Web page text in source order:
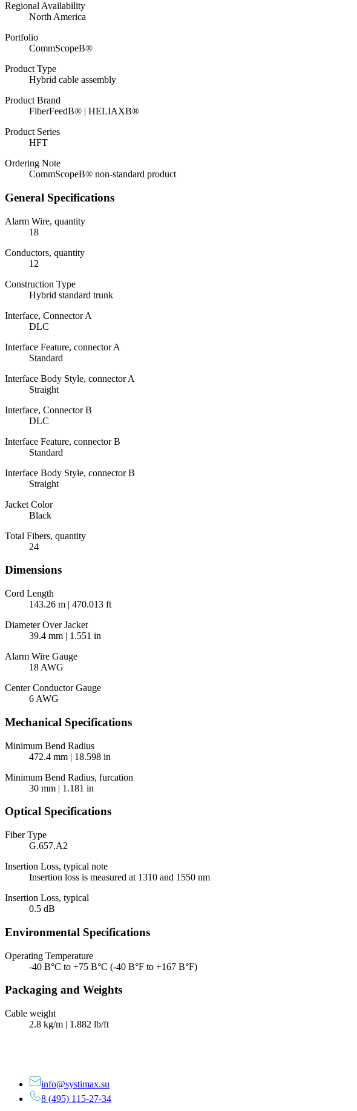
Regional Availability
North America
Portfolio
CommScopeВ®
Product Type
Hybrid cable assembly
Product Brand
FiberFeedВ® | HELIAXВ®
Product Series
HFT
Ordering Note
CommScopeВ® non-standard product
General Specifications
Alarm Wire, quantity
18
Conductors, quantity
12
Construction Type
Hybrid standard trunk
Interface, Connector A
DLC
Interface Feature, connector A
Standard
Interface Body Style, connector A
Straight
Interface, Connector B
DLC
Interface Feature, connector B
Standard
Interface Body Style, connector B
Straight
Jacket Color
Black
Total Fibers, quantity
24
Dimensions
Cord Length
143.26 m | 470.013 ft
Diameter Over Jacket
39.4 mm | 1.551 in
Alarm Wire Gauge
18 AWG
Center Conductor Gauge
6 AWG
Mechanical Specifications
Minimum Bend Radius
472.4 mm | 18.598 in
Minimum Bend Radius, furcation
30 mm | 1.181 in
Optical Specifications
Fiber Type
G.657.A2
Insertion Loss, typical note
Insertion loss is measured at 1310 and 1550 nm
Insertion Loss, typical
0.5 dB
Environmental Specifications
Operating Temperature
-40 В°C to +75 В°C (-40 В°F to +167 В°F)
Packaging and Weights
Cable weight
2.8 kg/m | 1.882 lb/ft
info@systimax.su
8 (495) 115-27-34